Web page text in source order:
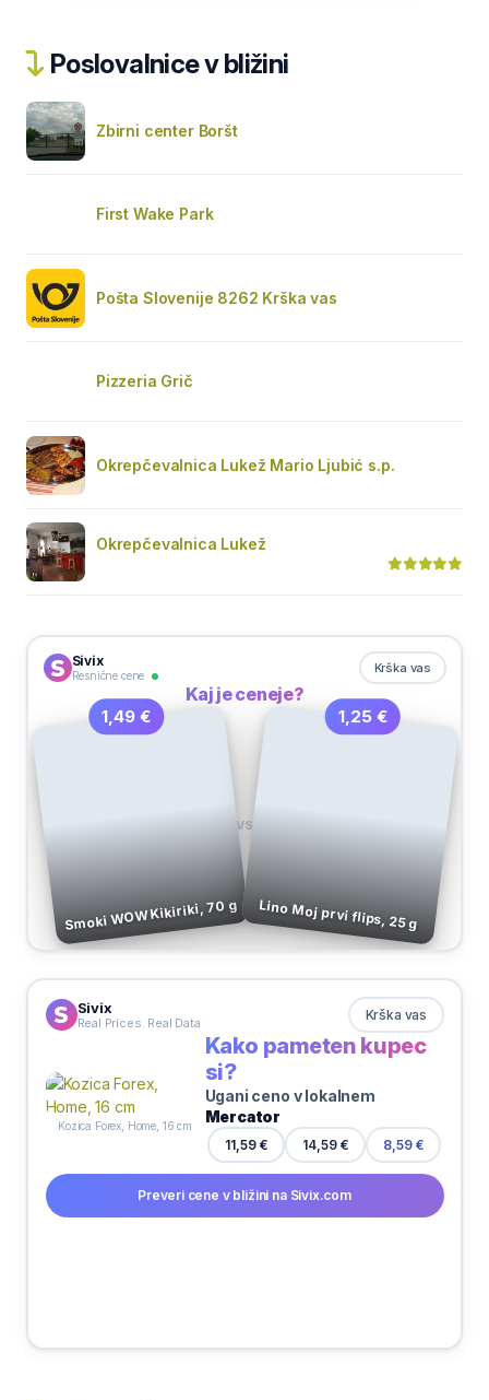
Poslovalnice v bližini
Zbirni center Boršt
First Wake Park
Pošta Slovenije 8262 Krška vas
Pizzeria Grič
Okrepčevalnica Lukež Mario Ljubić s.p.
Okrepčevalnica Lukež
Sivix
Resnične cene
Krška vas
Kaj je ceneje?
1,49 €
Smoki WOW Kikiriki, 70 g
VS
1,25 €
Lino Moj prvi flips, 25 g
Sivix
Real Prices. Real Data Krška vas
Kozica Forex, Home, 16 cm
Kako pameten kupec
si?
Ugani ceno v lokalnem
Mercator
11,59 € 14,59 € 8,59 €
Preveri cene v bližini na Sivix.com